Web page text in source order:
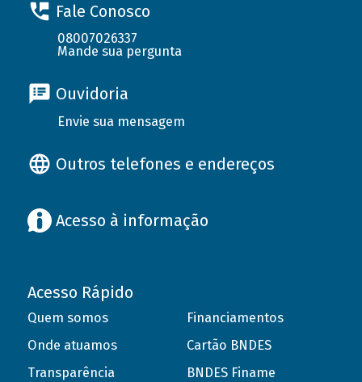
Fale Conosco
08007026337
Mande sua pergunta
Ouvidoria
Envie sua mensagem
Outros telefones e endereços
Acesso à informação
Acesso Rápido
Quem somos
Onde atuamos
Transparência
Financiamentos
Cartão BNDES
BNDES Finame